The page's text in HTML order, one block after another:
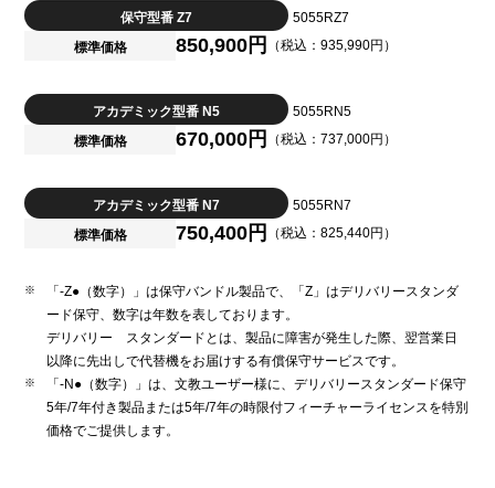
保守型番 Z7
5055RZ7
標準価格
850,900円 （税込：935,990円）
アカデミック型番 N5
5055RN5
標準価格
670,000円 （税込：737,000円）
アカデミック型番 N7
5055RN7
標準価格
750,400円 （税込：825,440円）
「-Z●（数字）」は保守バンドル製品で、「Z」はデリバリースタンダ
ード保守、数字は年数を表しております。
デリバリー スタンダードとは、製品に障害が発生した際、翌営業日
以降に先出しで代替機をお届けする有償保守サービスです。
「-N●（数字）」は、文教ユーザー様に、デリバリースタンダード保守
5年/7年付き製品または5年/7年の時限付フィーチャーライセンスを特別
価格でご提供します。